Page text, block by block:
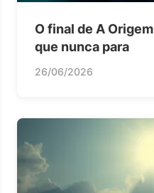
O final de A
que nunca para
26/06/2026